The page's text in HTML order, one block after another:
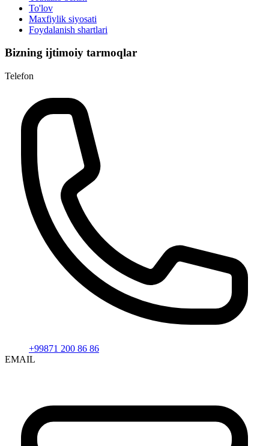
To'lov
Maxfiylik siyosati
Foydalanish shartlari
Bizning ijtimoiy tarmoqlar
Telefon
+99871 200 86 86
EMAIL